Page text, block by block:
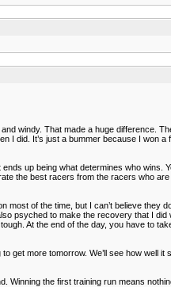
windy. That made a huge difference.
I did. It’s just a bummer because I won
up being what determines who wins.
the best racers from the racers who
of the time, but I can’t believe they
psyched to make the recovery that I
At the end of the day, you have to
get more tomorrow. We’ll see how well
the first training run means